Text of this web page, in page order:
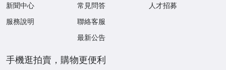
新聞中心
服務說明
常見問答
聯絡客服
最新公告
人才招募
手機逛拍賣，購物更便利